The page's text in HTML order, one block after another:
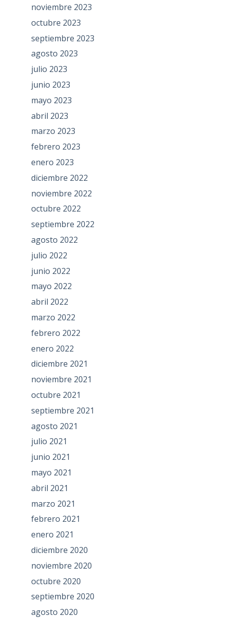
noviembre 2023
octubre 2023
septiembre 2023
agosto 2023
julio 2023
junio 2023
mayo 2023
abril 2023
marzo 2023
febrero 2023
enero 2023
diciembre 2022
noviembre 2022
octubre 2022
septiembre 2022
agosto 2022
julio 2022
junio 2022
mayo 2022
abril 2022
marzo 2022
febrero 2022
enero 2022
diciembre 2021
noviembre 2021
octubre 2021
septiembre 2021
agosto 2021
julio 2021
junio 2021
mayo 2021
abril 2021
marzo 2021
febrero 2021
enero 2021
diciembre 2020
noviembre 2020
octubre 2020
septiembre 2020
agosto 2020